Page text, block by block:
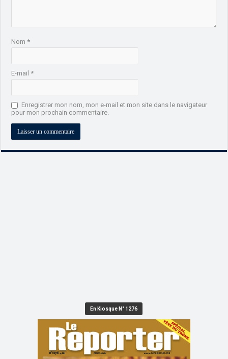
Nom*
E-mail*
Enregistrer mon nom, mon e-mail et mon site dans le navigateur
pour mon prochain commentaire.
En Kiosque N° 1276